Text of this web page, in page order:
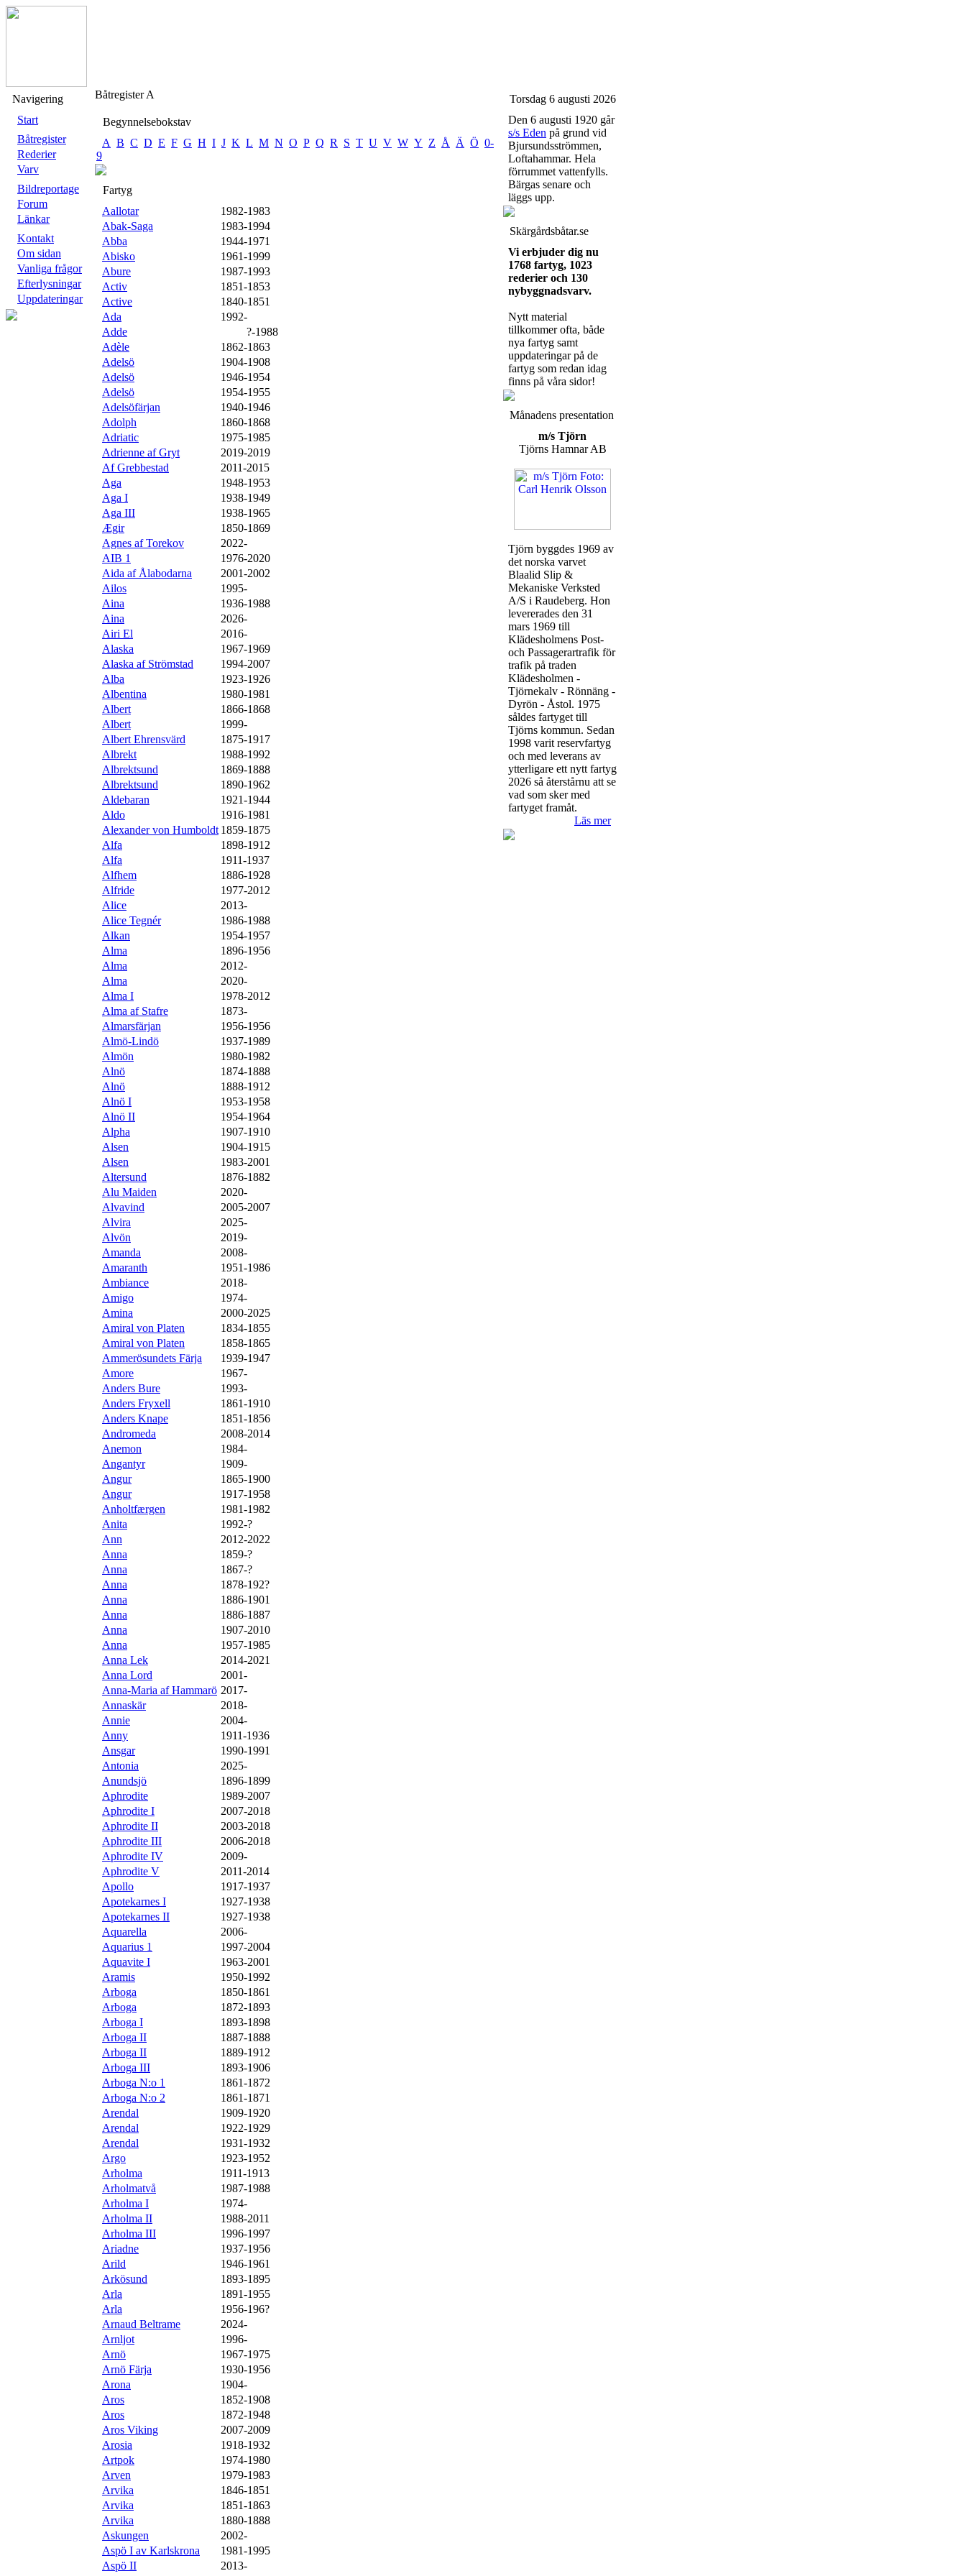
Navigering
Start
Båtregister
Rederier
Varv
Bildreportage
Forum
Länkar
Kontakt
Om sidan
Vanliga frågor
Efterlysningar
Uppdateringar
Båtregister A
Begynnelsebokstav
A B C D E F G H I J K L M N O P Q R S T U V W Y Z Å Ä Ö 0-
9
Fartyg
Aallotar
1982-1983
Abak-Saga
1983-1994
Abba
1944-1971
Abisko
1961-1999
Abure
1987-1993
Activ
1851-1853
Active
1840-1851
Ada
1992-
Adde
?-1988
Adèle
1862-1863
Adelsö
1904-1908
Adelsö
1946-1954
Adelsö
1954-1955
Adelsöfärjan
1940-1946
Adolph
1860-1868
Adriatic
1975-1985
Adrienne af Gryt
2019-2019
Af Grebbestad
2011-2015
Aga
1948-1953
Aga I
1938-1949
Aga III
1938-1965
Ægir
1850-1869
Agnes af Torekov
2022-
AIB 1
1976-2020
Aida af Ålabodarna
2001-2002
Ailos
1995-
Aina
1936-1988
Aina
2026-
Airi El
2016-
Alaska
1967-1969
Alaska af Strömstad
1994-2007
Alba
1923-1926
Albentina
1980-1981
Albert
1866-1868
Albert
1999-
Albert Ehrensvärd
1875-1917
Albrekt
1988-1992
Albrektsund
1869-1888
Albrektsund
1890-1962
Aldebaran
1921-1944
Aldo
1916-1981
Alexander von Humboldt 1859-1875
Alfa
1898-1912
Alfa
1911-1937
Alfhem
1886-1928
Alfride
1977-2012
Alice
2013-
Alice Tegnér
1986-1988
Alkan
1954-1957
Alma
1896-1956
Alma
2012-
Alma
2020-
Alma I
1978-2012
Alma af Stafre
1873-
Almarsfärjan
1956-1956
Almö-Lindö
1937-1989
Almön
1980-1982
Alnö
1874-1888
Alnö
1888-1912
Alnö I
1953-1958
Alnö II
1954-1964
Alpha
1907-1910
Alsen
1904-1915
Alsen
1983-2001
Altersund
1876-1882
Alu Maiden
2020-
Alvavind
2005-2007
Alvira
2025-
Alvön
2019-
Amanda
2008-
Amaranth
1951-1986
Ambiance
2018-
Amigo
1974-
Amina
2000-2025
Amiral von Platen
1834-1855
Amiral von Platen
1858-1865
Ammerösundets Färja
1939-1947
Amore
1967-
Anders Bure
1993-
Anders Fryxell
1861-1910
Anders Knape
1851-1856
Andromeda
2008-2014
Anemon
1984-
Angantyr
1909-
Angur
1865-1900
Angur
1917-1958
Anholtfærgen
1981-1982
Anita
1992-?
Ann
2012-2022
Anna
1859-?
Anna
1867-?
Anna
1878-192?
Anna
1886-1901
Anna
1886-1887
Anna
1907-2010
Anna
1957-1985
Anna Lek
2014-2021
Anna Lord
2001-
Anna-Maria af Hammarö 2017-
Annaskär
2018-
Annie
2004-
Anny
1911-1936
Ansgar
1990-1991
Antonia
2025-
Anundsjö
1896-1899
Aphrodite
1989-2007
Aphrodite I
2007-2018
Aphrodite II
2003-2018
Aphrodite III
2006-2018
Aphrodite IV
2009-
Aphrodite V
2011-2014
Apollo
1917-1937
Apotekarnes I
1927-1938
Apotekarnes II
1927-1938
Aquarella
2006-
Aquarius 1
1997-2004
Aquavite I
1963-2001
Aramis
1950-1992
Arboga
1850-1861
Arboga
1872-1893
Arboga I
1893-1898
Arboga II
1887-1888
Arboga II
1889-1912
Arboga III
1893-1906
Arboga N:o 1
1861-1872
Arboga N:o 2
1861-1871
Arendal
1909-1920
Arendal
1922-1929
Arendal
1931-1932
Argo
1923-1952
Arholma
1911-1913
Arholmatvå
1987-1988
Arholma I
1974-
Arholma II
1988-2011
Arholma III
1996-1997
Ariadne
1937-1956
Arild
1946-1961
Arkösund
1893-1895
Arla
1891-1955
Arla
1956-196?
Arnaud Beltrame
2024-
Arnljot
1996-
Arnö
1967-1975
Arnö Färja
1930-1956
Arona
1904-
Aros
1852-1908
Aros
1872-1948
Aros Viking
2007-2009
Arosia
1918-1932
Artpok
1974-1980
Arven
1979-1983
Arvika
1846-1851
Arvika
1851-1863
Arvika
1880-1888
Askungen
2002-
Aspö I av Karlskrona
1981-1995
Aspö II
2013-
Torsdag 6 augusti 2026
Den 6 augusti 1920 går
s/s Eden på grund vid
Bjursundsströmmen,
Loftahammar. Hela
förrummet vattenfylls.
Bärgas senare och
läggs upp.
Skärgårdsbåtar.se
Vi erbjuder dig nu
1768 fartyg, 1023
rederier och 130
nybyggnadsvarv.
Nytt material
tillkommer ofta, både
nya fartyg samt
uppdateringar på de
fartyg som redan idag
finns på våra sidor!
Månadens presentation
m/s Tjörn
Tjörns Hamnar AB
Tjörn byggdes 1969 av
det norska varvet
Blaalid Slip &
Mekaniske Verksted
A/S i Raudeberg. Hon
levererades den 31
mars 1969 till
Klädesholmens Post-
och Passagerartrafik för
trafik på traden
Klädesholmen -
Tjörnekalv - Rönnäng -
Dyrön - Åstol. 1975
såldes fartyget till
Tjörns kommun. Sedan
1998 varit reservfartyg
och med leverans av
ytterligare ett nytt fartyg
2026 så återstårnu att se
vad som sker med
fartyget framåt.
Läs mer